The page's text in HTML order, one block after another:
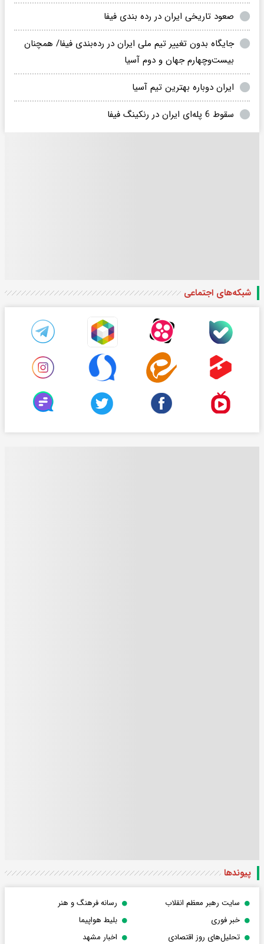
صعود تاریخی ایران در رده بندی فیفا
جایگاه بدون تغییر تیم ملی ایران در رده‌بندی فیفا/ همچنان
بیست‌و‌چهارم جهان و دوم آسیا
ایران دوباره بهترین تیم آسیا
سقوط 6 پله‌ای ایران در رنکینگ فیفا
شبکه‌های اجتماعی
پیوندها
سایت رهبر معظم انقلاب
رسانه فرهنگ و هنر
خبر فوری
بلیط هواپیما
تحلیل‌های روز اقتصادی
اخبار مشهد